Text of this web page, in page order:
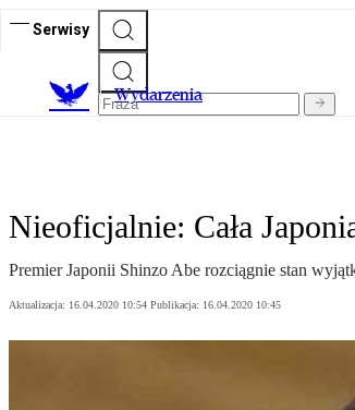
Serwisy
Wydarzenia
Nieoficjalnie: Cała
Premier Japonii Shinzo Abe rozciągnie stan
Aktualizacja: 16.04.2020 10:54 Publikacja: 16.04.2020 10:45